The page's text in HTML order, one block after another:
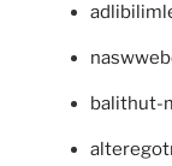
balithut-